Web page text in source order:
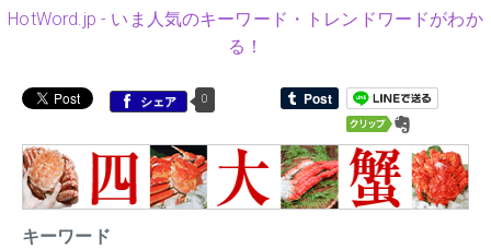
HotWord.jp - いま人気のキーワード・トレンドワードがわか
る！
シェア 0
キーワード